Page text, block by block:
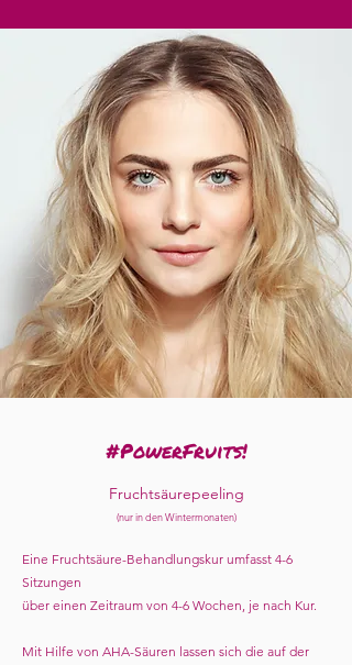
#PowerFruits!
Fruchtsäurepeeling
(nur in den Wintermonaten)
Eine Fruchtsäure-Behandlungskur umfasst 4-6
Sitzungen
über einen Zeitraum von 4-6 Wochen, je nach Kur.
Mit Hilfe von AHA-Säuren lassen sich die auf der